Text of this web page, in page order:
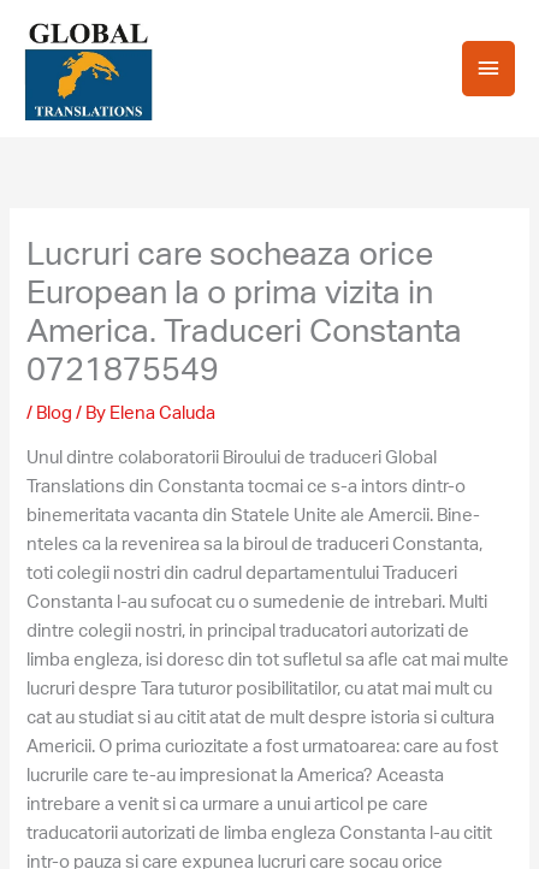
content
Main
Lucruri care socheaza orice
European la o prima vizita in
America. Traduceri Constanta
0721875549
/ Blog / By Elena Caluda
Unul dintre colaboratorii Biroului de traduceri Global
Translations din Constanta tocmai ce s-a intors dintr-o
binemeritata vacanta din Statele Unite ale Amercii. Bine-
nteles ca la revenirea sa la biroul de traduceri Constanta,
toti colegii nostri din cadrul departamentului Traduceri
Constanta l-au sufocat cu o sumedenie de intrebari. Multi
dintre colegii nostri, in principal traducatori autorizati de
limba engleza, isi doresc din tot sufletul sa afle cat mai multe
lucruri despre Tara tuturor posibilitatilor, cu atat mai mult cu
cat au studiat si au citit atat de mult despre istoria si cultura
Americii. O prima curiozitate a fost urmatoarea: care au fost
lucrurile care te-au impresionat la America? Aceasta
intrebare a venit si ca urmare a unui articol pe care
traducatorii autorizati de limba engleza Constanta l-au citit
intr-o pauza si care expunea lucruri care socau orice